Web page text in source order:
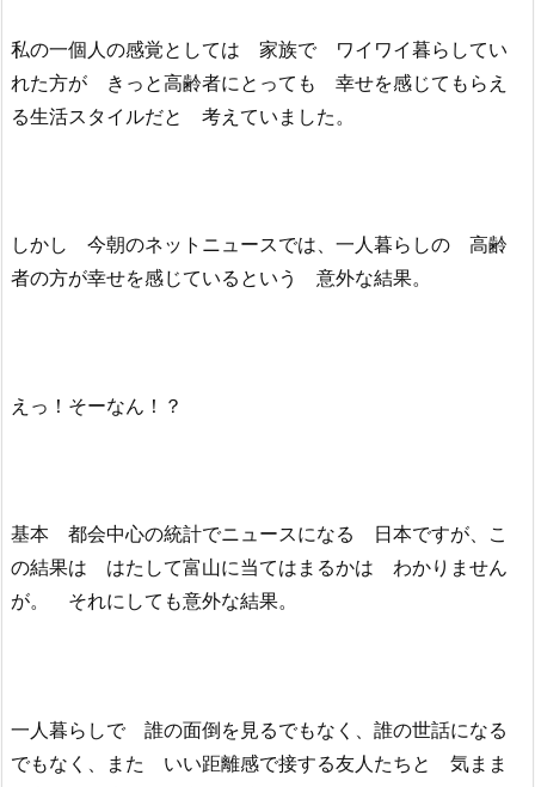
私の一個人の感覚としては 家族で ワイワイ暮らしてい
れた方が きっと高齢者にとっても 幸せを感じてもらえ
る生活スタイルだと 考えていました。
しかし 今朝のネットニュースでは、一人暮らしの 高齢
者の方が幸せを感じているという 意外な結果。
えっ！そーなん！？
基本 都会中心の統計でニュースになる 日本ですが、こ
の結果は はたして富山に当てはまるかは わかりません
が。 それにしても意外な結果。
一人暮らしで 誰の面倒を見るでもなく、誰の世話になる
でもなく、また いい距離感で接する友人たちと 気まま